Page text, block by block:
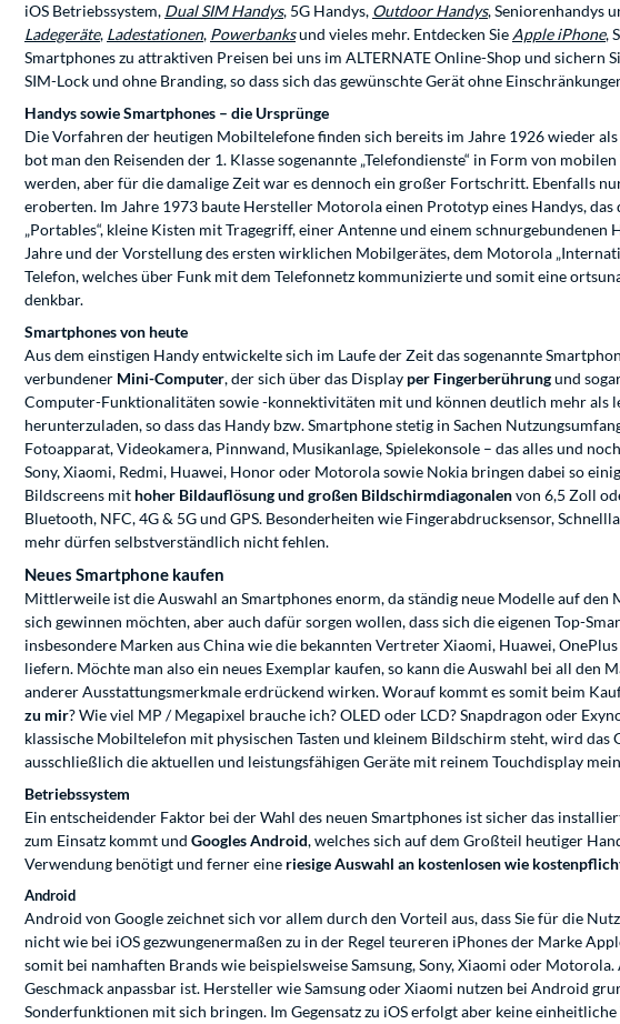
iOS Betriebssystem, Dual SIM Handys, 5G Handys, Outdoor Handys, Seniorenhandys
Ladegeräte, Ladestationen, Powerbanksund vieles mehr. Entdecken Sie Apple iPhone,
Smartphones zu attraktiven Preisen bei uns im ALTERNATE Online-Shop und
SIM-Lock und ohne Branding, so dass sich das gewünschte Gerät ohne
Handys sowie Smartphones – die Ursprünge
Die Vorfahren der heutigen Mobiltelefone finden sich bereits im Jahre 1926 wieder
bot man den Reisenden der 1. Klasse sogenannte „Telefondienste“ in Form von
werden, aber für die damalige Zeit war es dennoch ein großer Fortschritt. Ebenfalls
eroberten. Im Jahre 1973 baute Hersteller Motorola einen Prototyp eines Handys,
„Portables“, kleine Kisten mit Tragegriff, einer Antenne und einem
Jahre und der Vorstellung des ersten wirklichen Mobilgerätes, dem Motorola
Telefon, welches über Funk mit dem Telefonnetz kommunizierte und somit eine
denkbar.
Smartphones von heute
Aus dem einstigen Handy entwickelte sich im Laufe der Zeit das sogenannte
verbundener Mini-Computer, der sich über das Display per Fingerberührungund
Computer-Funktionalitäten sowie -konnektivitäten mit und können deutlich mehr als
herunterzuladen, so dass das Handy bzw. Smartphone stetig in Sachen
Fotoapparat, Videokamera, Pinnwand, Musikanlage, Spielekonsole – das alles und
Sony, Xiaomi, Redmi, Huawei, Honor oder Motorola sowie Nokia bringen dabei so
Bildscreens mit hoher Bildauflösung und großen Bildschirmdiagonalenvon 6,5 Zoll
Bluetooth, NFC, 4G & 5G und GPS. Besonderheiten wie Fingerabdrucksensor,
mehr dürfen selbstverständlich nicht fehlen.
Neues Smartphone kaufen
Mittlerweile ist die Auswahl an Smartphones enorm, da ständig neue Modelle auf
sich gewinnen möchten, aber auch dafür sorgen wollen, dass sich die eigenen Top-
insbesondere Marken aus China wie die bekannten Vertreter Xiaomi, Huawei,
liefern. Möchte man also ein neues Exemplar kaufen, so kann die Auswahl bei all den
anderer Ausstattungsmerkmale erdrückend wirken. Worauf kommt es somit beim
zu mir? Wie viel MP / Megapixel brauche ich? OLED oder LCD? Snapdragon oder
klassische Mobiltelefon mit physischen Tasten und kleinem Bildschirm steht, wird
ausschließlich die aktuellen und leistungsfähigen Geräte mit reinem Touchdisplay
Betriebssystem
Ein entscheidender Faktor bei der Wahl des neuen Smartphones ist sicher das
zum Einsatz kommt und Googles Android, welches sich auf dem Großteil heutiger
Verwendung benötigt und ferner eine riesige Auswahl an kostenlosen wie
Android
Android von Google zeichnet sich vor allem durch den Vorteil aus, dass Sie für die
nicht wie bei iOS gezwungenermaßen zu in der Regel teureren iPhones der Marke
somit bei namhaften Brands wie beispielsweise Samsung, Sony, Xiaomi oder
Geschmack anpassbar ist. Hersteller wie Samsung oder Xiaomi nutzen bei Android
Sonderfunktionen mit sich bringen. Im Gegensatz zu iOS erfolgt aber keine